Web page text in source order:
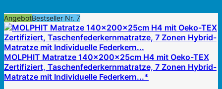
AngebotBestseller Nr. 7
MOLPHIT Matratze 140x200x25cm H4 mit Oeko-TEX
Zertifiziert, Taschenfederkernmatratze, 7 Zonen Hybrid-
Matratze mit Individuelle Federkern...*